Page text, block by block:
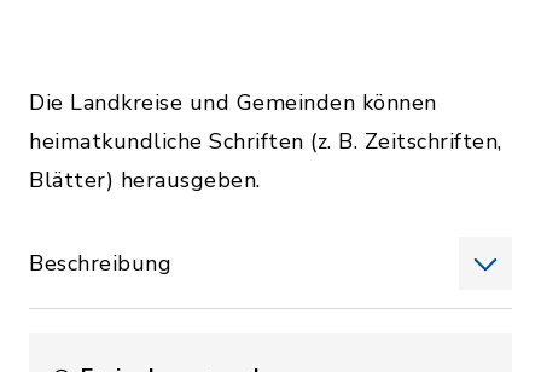
Die Landkreise und Gemeinden können
heimatkundliche Schriften (z. B. Zeitschriften,
Blätter) herausgeben.
Beschreibung